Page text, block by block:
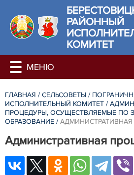
РАЙОННЫЙ
КОМИТЕТ
ГЛАВНАЯ / СЕЛЬСОВЕТЫ /
ИСПОЛНИТЕЛЬНЫЙ КОМИТЕТ /
ПРОЦЕДУРЫ, ОСУЩЕСТВЛЯЕМЫЕ ПО
ОБРАЗОВАНИЕ / АДМИНИСТРАТИВНАЯ
Административная